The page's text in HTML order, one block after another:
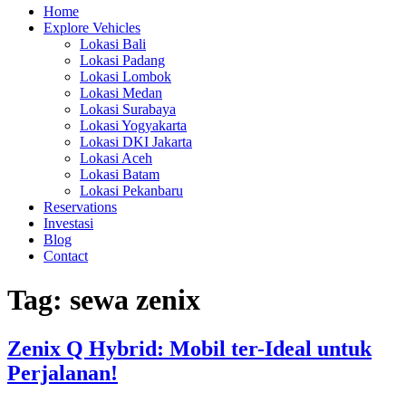
Home
Explore Vehicles
Lokasi Bali
Lokasi Padang
Lokasi Lombok
Lokasi Medan
Lokasi Surabaya
Lokasi Yogyakarta
Lokasi DKI Jakarta
Lokasi Aceh
Lokasi Batam
Lokasi Pekanbaru
Reservations
Investasi
Blog
Contact
Tag: sewa zenix
Zenix Q Hybrid: Mobil ter-Ideal untuk
Perjalanan!